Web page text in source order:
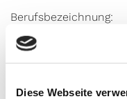
Diese Webseite
Berufsbezeichnung:
Facharzt für Innere
internistische
Zuständige Kammer: